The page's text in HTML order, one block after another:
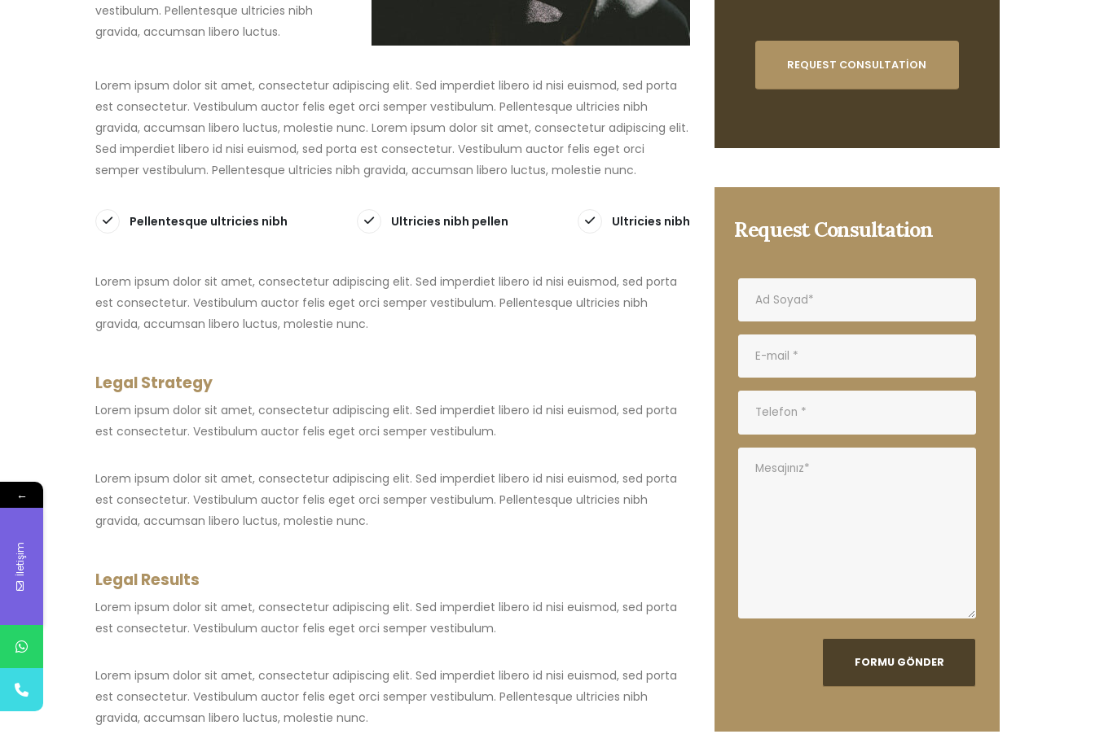
vestibulum. Pellentesque ultricies nibh
gravida, accumsan libero luctus.
Lorem ipsum dolor sit amet, consectetur adipiscing elit. Sed imperdiet libero id nisi euismod, sed porta
est consectetur. Vestibulum auctor felis eget orci semper vestibulum. Pellentesque ultricies nibh
gravida, accumsan libero luctus, molestie nunc. Lorem ipsum dolor sit amet, consectetur adipiscing elit.
Sed imperdiet libero id nisi euismod, sed porta est consectetur. Vestibulum auctor felis eget orci
semper vestibulum. Pellentesque ultricies nibh gravida, accumsan libero luctus, molestie nunc.
Pellentesque ultricies nibh Ultricies nibh pellen Ultricies nibh
Lorem ipsum dolor sit amet, consectetur adipiscing elit. Sed imperdiet libero id nisi euismod, sed porta
est consectetur. Vestibulum auctor felis eget orci semper vestibulum. Pellentesque ultricies nibh
gravida, accumsan libero luctus, molestie nunc.
Legal Strategy
Lorem ipsum dolor sit amet, consectetur adipiscing elit. Sed imperdiet libero id nisi euismod, sed porta
est consectetur. Vestibulum auctor felis eget orci semper vestibulum.
Lorem ipsum dolor sit amet, consectetur adipiscing elit. Sed imperdiet libero id nisi euismod, sed porta
est consectetur. Vestibulum auctor felis eget orci semper vestibulum. Pellentesque ultricies nibh
gravida, accumsan libero luctus, molestie nunc.
Legal Results
Lorem ipsum dolor sit amet, consectetur adipiscing elit. Sed imperdiet libero id nisi euismod, sed porta
est consectetur. Vestibulum auctor felis eget orci semper vestibulum.
Lorem ipsum dolor sit amet, consectetur adipiscing elit. Sed imperdiet libero id nisi euismod, sed porta
est consectetur. Vestibulum auctor felis eget orci semper vestibulum. Pellentesque ultricies nibh
gravida, accumsan libero luctus, molestie nunc.
REQUEST CONSULTATION
Request Consultation
←
İletişim